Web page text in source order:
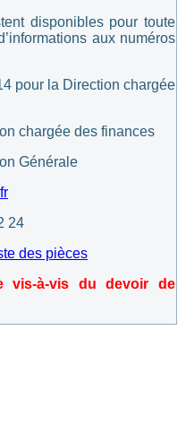
disponibles pour toute
aux numéros
pour la Direction chargée
chargée des finances
Générale
24
des pièces
vis-à-vis du devoir de